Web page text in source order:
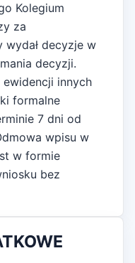
Kolegium
za
decyzje w
decyzji.
innych
formalne
7 dni od
wpisu w
w formie
bez